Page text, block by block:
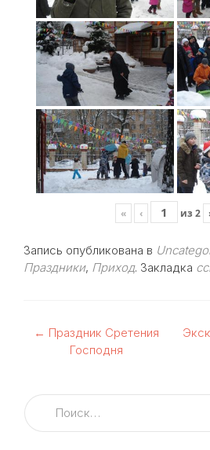
« ‹ из 2
Запись опубликована в
Праздники, Приход. Закладка
Навигация
записям
← Праздник Сретения
Господня
Найти: